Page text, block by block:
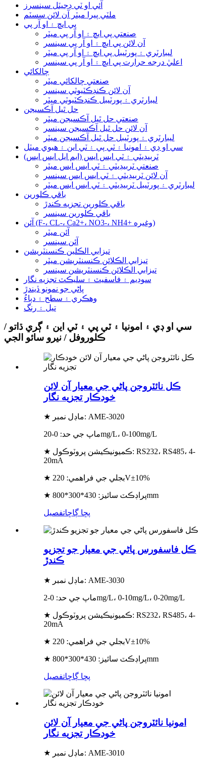
آئي او ٽي ڊجيٽل سينسرز
ملٽي پيرا ميٽر آن لائن سسٽم
پي ايڇ ۽ او آر پي
صنعتي پي ايڇ ۽ او آر پي ميٽر
آن لائن پي ايڇ ۽ او آر پي سينسر
ليبارٽري ۽ پورٽيبل پي ايڇ ۽ او آر پي ميٽر
اعليٰ درجه حرارت پي ايڇ ۽ او آر پي سينسر
چالکائي
صنعتي چالکائي ميٽر
آن لائن ڪنڊڪٽيوٽي سينسر
ليبارٽري ۽ پورٽيبل ڪنڊڪٽيوٽي ميٽر
حل ٿيل آڪسيجن
صنعتي حل ٿيل آڪسيجن ميٽر
آن لائن حل ٿيل آڪسيجن سينسر
ليبارٽري ۽ پورٽيبل حل ٿيل آڪسيجن ميٽر
سي او ڊي ۽ امونيا ۽ ٽي پي ۽ ٽي اين ۽ هيوي ميٽل
ٽربيڊيٽي ۽ ٽي ايس ايس (ايم ايل ايس ايس)
صنعتي ٽربيڊيٽي ۽ ٽي ايس ايس ميٽر
آن لائن ٽربيڊيٽي ۽ ٽي ايس ايس سينسر
ليبارٽري ۽ پورٽيبل ٽربيڊيٽي ۽ ٽي ايس ايس ميٽر
باقي ڪلورين
باقي ڪلورين تجزيه ڪندڙ
باقي ڪلورين سينسر
آئن (F-، CL-، Ca2+، NO3-، NH4+ وغيره)
آئن ميٽر
آئن سينسر
تيزابي الڪلين ڪنسنٽريشن
تيزابي الڪلائن ڪنسنٽريشن ميٽر
تيزابي الڪلائن ڪنسنٽريشن سينسر
سوڊيم ۽ فاسفيٽ ۽ سليڪٽ تجزيه نگار
پاڻي جو نمونو ڏيندڙ
وهڪري ۽ سطح ۽ دٻاءُ
تيل ۽ رنگ
سي او ڊي ۽ امونيا ۽ ٽي پي ۽ ٽي اين ۽ ڳري ڌاتو /
ڪلوروفل / نيرو سائو الجي
ڪل نائٽروجن پاڻي جي معيار آن لائن
خودڪار تجزيه نگار
★ ماڊل نمبر: AME-3020
ماپ جي حد: 0-20mg/L، 0-100mg/L
★ ڪميونيڪيشن پروٽوڪول: RS232، RS485، 4-
20mA
★ بجلي جي فراهمي: 220V±10%
★ پراڊڪٽ سائيز: 430*300*800mm
پڇا ڳاڇاتفصيل
ڪل فاسفورس پاڻي جي معيار جو تجزيو
ڪندڙ
★ ماڊل نمبر: AME-3030
ماپ جي حد: 0-2mg/L، 0-10mg/L، 0-20mg/L
★ ڪميونيڪيشن پروٽوڪول: RS232، RS485، 4-
20mA
★ بجلي جي فراهمي: 220V±10%
★ پراڊڪٽ سائيز: 430*300*800mm
پڇا ڳاڇاتفصيل
امونيا نائٽروجن پاڻي جي معيار آن لائن
خودڪار تجزيه نگار
★ ماڊل نمبر: AME-3010